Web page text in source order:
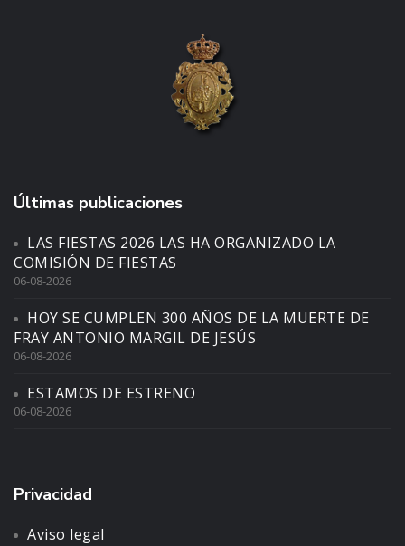
Últimas publicaciones
LAS FIESTAS 2026 LAS HA ORGANIZADO LA
COMISIÓN DE FIESTAS
06-08-2026
HOY SE CUMPLEN 300 AÑOS DE LA MUERTE DE
FRAY ANTONIO MARGIL DE JESÚS
06-08-2026
ESTAMOS DE ESTRENO
06-08-2026
Privacidad
Aviso legal